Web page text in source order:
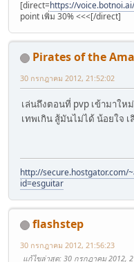
[direct=https://voice.botnoi.ai/
point เพิ่ม 30% <<<[/direct]
Pirates of the
30 กรกฎาคม 2012, 21:52:02
เล่นถึงตอนที่ pvp เข้ามาให
เทพเกิน สู้มันไม่ได้ น้อยใจ เ
http://secure.hostgator.com/
id=esguitar
flashstep
30 กรกฎาคม 2012, 21:56:23
แก้ไขล่าสุด: 30 กรกฎาคม 2012,